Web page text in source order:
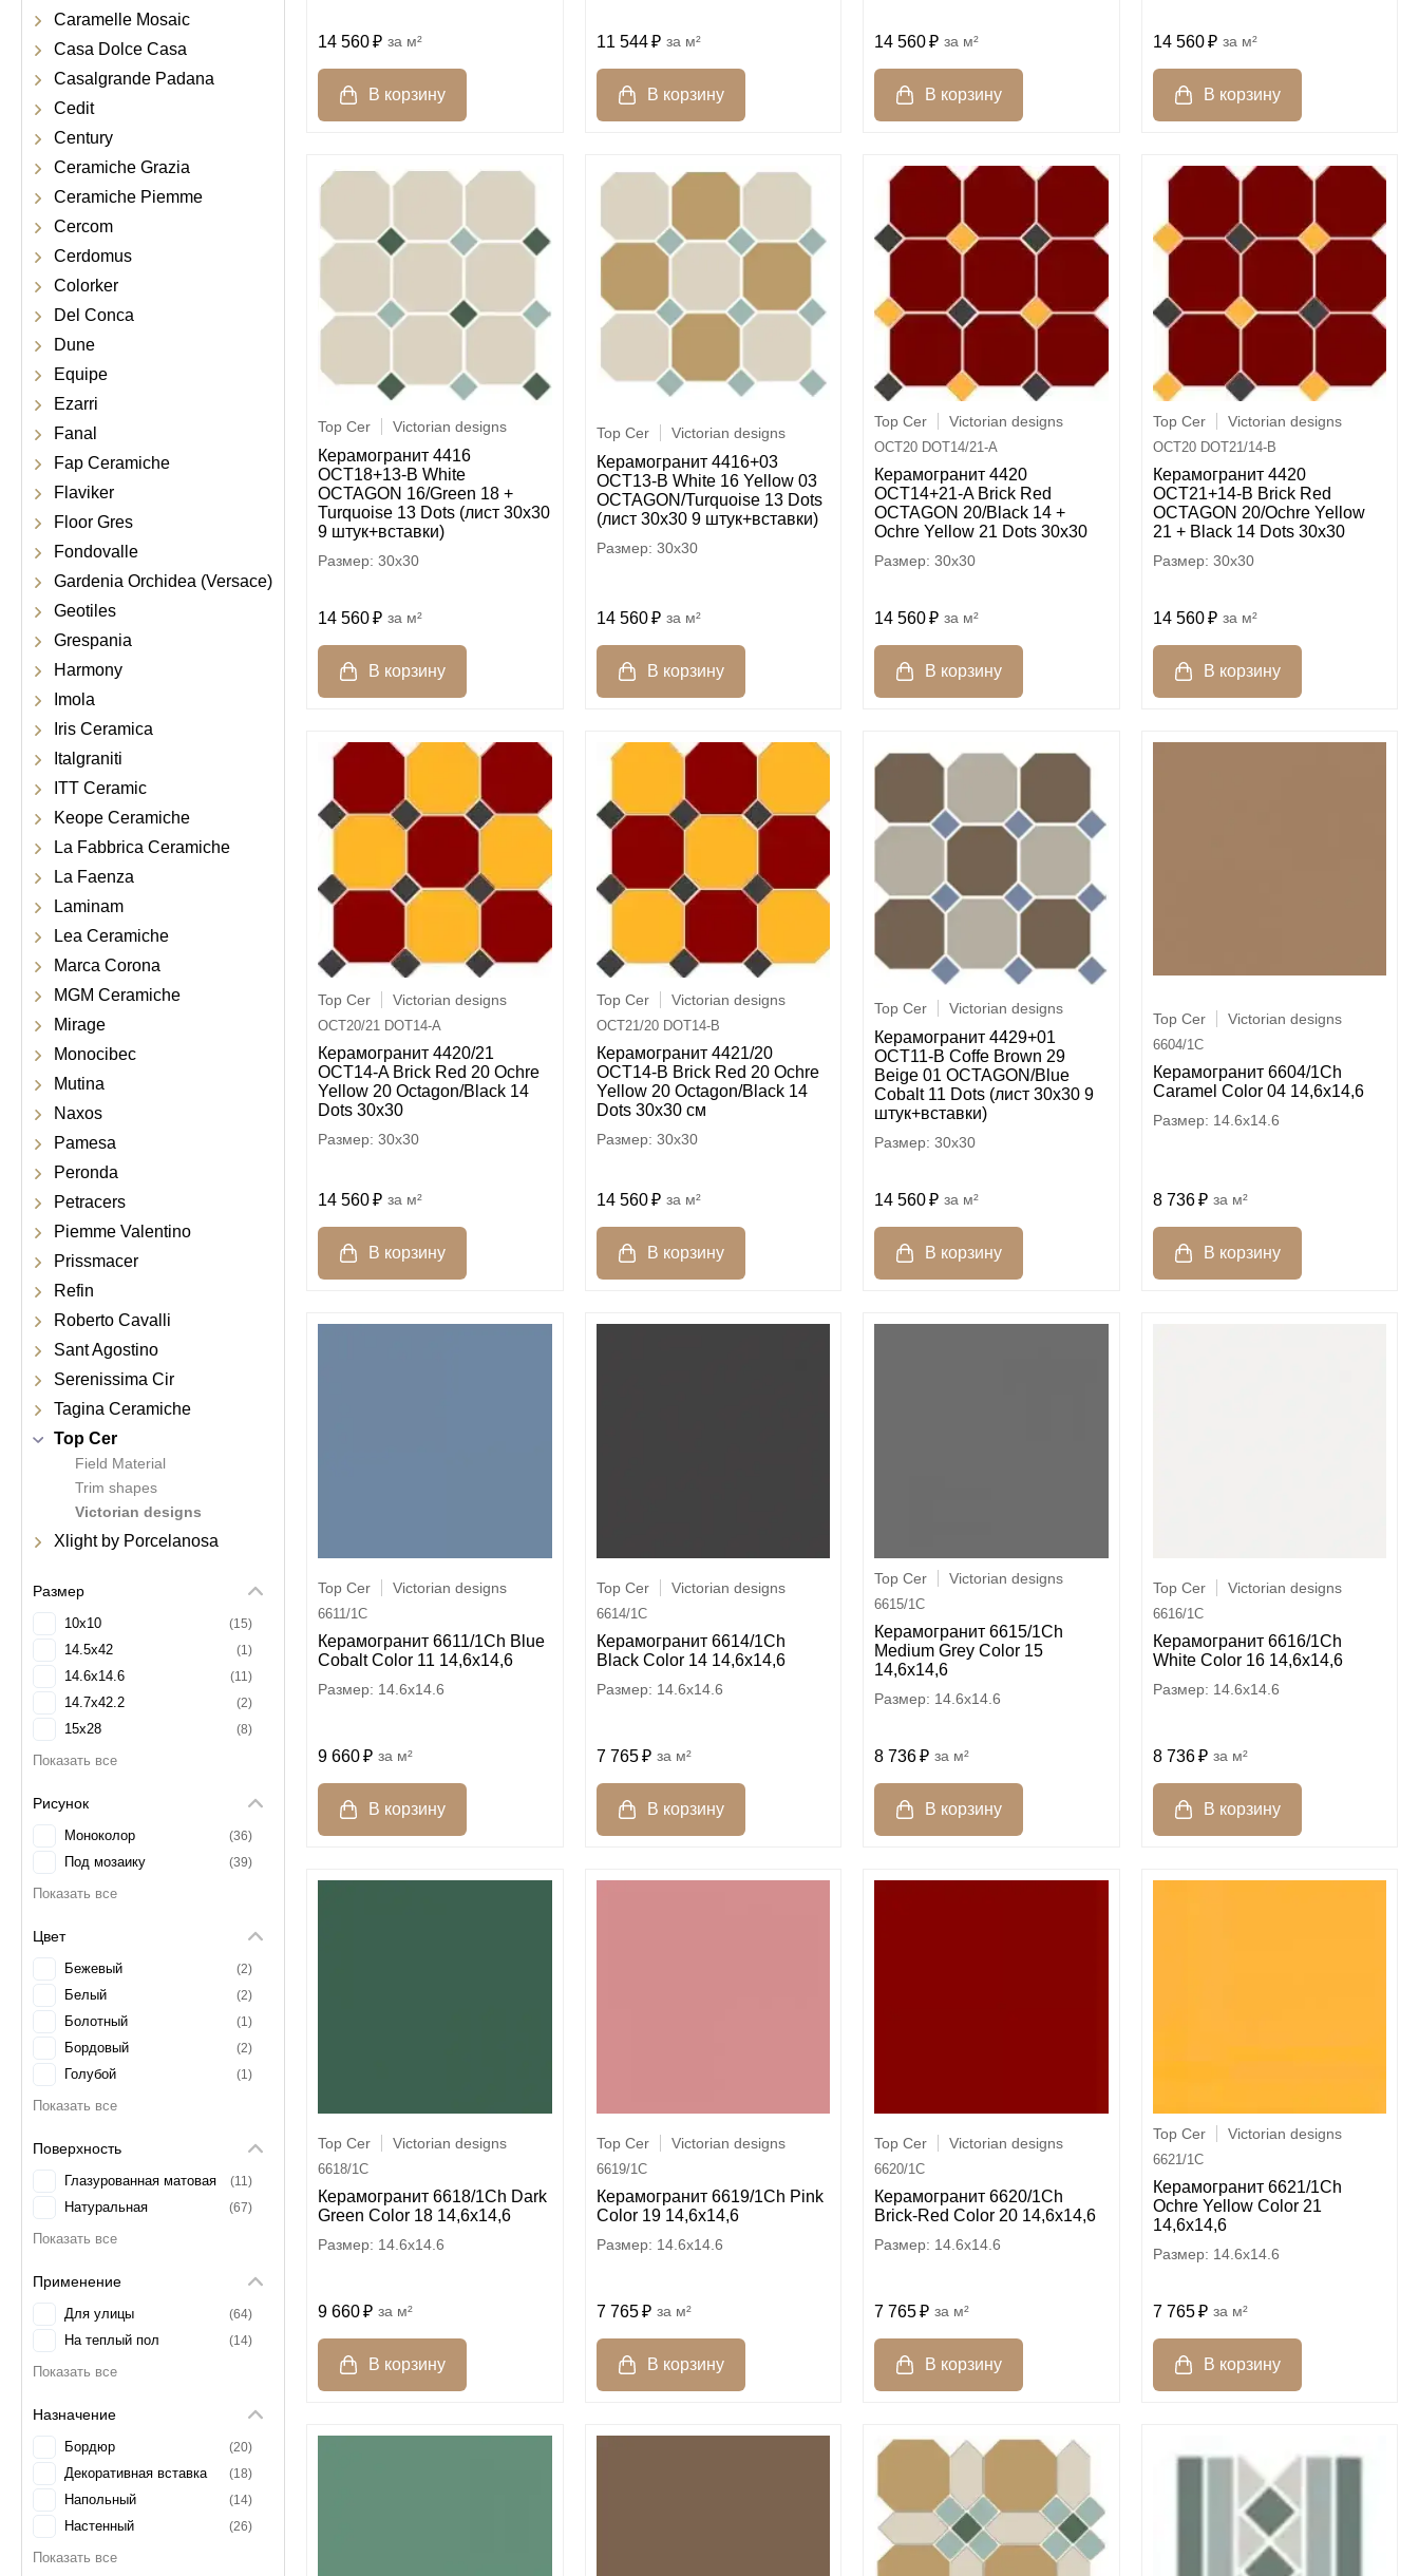
Caramelle Mosaic
Casa Dolce Casa
Casalgrande Padana
Cedit
Century
Ceramiche Grazia
Ceramiche Piemme
Cercom
Cerdomus
Colorker
Del Conca
Dune
Equipe
Ezarri
Fanal
Fap Ceramiche
Flaviker
Floor Gres
Fondovalle
Gardenia Orchidea (Versace)
Geotiles
Grespania
Harmony
Imola
Iris Ceramica
Italgraniti
ITT Ceramic
Keope Ceramiche
La Fabbrica Ceramiche
La Faenza
Laminam
Lea Ceramiche
Marca Corona
MGM Ceramiche
Mirage
Monocibec
Mutina
Naxos
Pamesa
Peronda
Petracers
Piemme Valentino
Prissmacer
Refin
Roberto Cavalli
Sant Agostino
Serenissima Cir
Tagina Ceramiche
Top Cer
Field Material
Trim shapes
Victorian designs
Xlight by Porcelanosa
Размер
10x10 15
14.5x42 1
14.6x14.6 11
14.7x42.2 2
15x28 8
16.5x16.5
17.3x28.1
19x26.1 1
2.5x2.5 5
2.9x2.9
24.8x24.8
29.4x29.4 2
30x30 11
Рисунок
Моноколор 36
Под мозаику 39
Цвет
Бежевый 2
Белый 2
Болотный 1
Бордовый 2
Голубой 1
Жёлтый
Коричневый
Кофейный 3
Красный 1
Кремовый
Песочный
Розовый 2
Серый 5
Яркий
Поверхность
Глазурованная матовая 11
Натуральная 67
Применение
Для улицы 64
На теплый пол 14
Назначение
Бордюр 20
Декоративная вставка 18
Напольный 14
Настенный 26
14 560 м² 11 544 м² 14 560 м² 14 560 м²
Top Cer Victorian designs
Керамогранит 4416
OCT18+13-B White
OCTAGON 16/Green 18 +
Turquoise 13 Dots (лист 30х30
9 штук+вставки)
30x30
14 560 м²
Top Cer Victorian designs
Керамогранит 4416+03
OCT13-B White 16 Yellow 03
OCTAGON/Turquoise 13 Dots
(лист 30х30 9 штук+вставки)
30x30
14 560 м²
Top Cer Victorian designs
OCT20 DOT14/21-A
Керамогранит 4420
OCT14+21-A Brick Red
OCTAGON 20/Black 14 +
Ochre Yellow 21 Dots 30x30
30x30
14 560 м²
Top Cer Victorian designs
OCT20 DOT21/14-B
Керамогранит 4420
OCT21+14-B Brick Red
OCTAGON 20/Ochre Yellow
21 + Black 14 Dots 30x30
30x30
14 560 м²
Top Cer Victorian designs
OCT20/21 DOT14-A
Керамогранит 4420/21
OCT14-A Brick Red 20 Ochre
Yellow 20 Octagon/Black 14
Dots 30x30
30x30
14 560 м²
Top Cer Victorian designs
OCT21/20 DOT14-B
Керамогранит 4421/20
OCT14-B Brick Red 20 Ochre
Yellow 20 Octagon/Black 14
Dots 30x30 см
30x30
14 560 м²
Top Cer Victorian designs
Керамогранит 4429+01
OCT11-B Coffe Brown 29
Beige 01 OCTAGON/Blue
Cobalt 11 Dots (лист 30х30 9
штук+вставки)
30x30
14 560 м²
Top Cer Victorian designs
6604/1C
Керамогранит 6604/1Ch
Caramel Color 04 14,6х14,6
14.6x14.6
8 736 м²
Top Cer Victorian designs
6611/1C
Керамогранит 6611/1Ch Blue
Cobalt Color 11 14,6х14,6
14.6x14.6
9 660 м²
Top Cer Victorian designs
6614/1C
Керамогранит 6614/1Ch
Black Color 14 14,6х14,6
14.6x14.6
7 765 м²
Top Cer Victorian designs
6615/1C
Керамогранит 6615/1Ch
Medium Grey Color 15
14,6х14,6
14.6x14.6
8 736 м²
Top Cer Victorian designs
6616/1C
Керамогранит 6616/1Ch
White Color 16 14,6х14,6
14.6x14.6
8 736 м²
Top Cer Victorian designs
6618/1C
Керамогранит 6618/1Ch Dark
Green Color 18 14,6х14,6
14.6x14.6
9 660 м²
Top Cer Victorian designs
6619/1C
Керамогранит 6619/1Ch Pink
Color 19 14,6х14,6
14.6x14.6
7 765 м²
Top Cer Victorian designs
6620/1C
Керамогранит 6620/1Ch
Brick-Red Color 20 14,6х14,6
14.6x14.6
7 765 м²
Top Cer Victorian designs
6621/1C
Керамогранит 6621/1Ch
Ochre Yellow Color 21
14,6х14,6
14.6x14.6
7 765 м²